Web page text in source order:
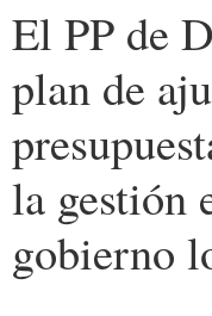
El PP de
plan de
la gestión
gobierno